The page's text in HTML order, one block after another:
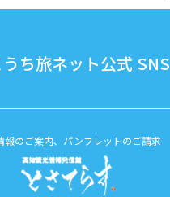
うち旅ネット公式 SNS
報のご案内、パンフレットのご請求